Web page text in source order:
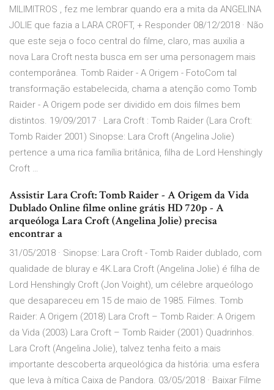
MILIMITROS , fez me lembrar quando era a mita da ANGELINA
JOLIE que fazia a LARA CROFT, + Responder 08/12/2018 · Não
que este seja o foco central do filme, claro, mas auxilia a
nova Lara Croft nesta busca em ser uma personagem mais
contemporânea. Tomb Raider - A Origem - FotoCom tal
transformação estabelecida, chama a atenção como Tomb
Raider - A Origem pode ser dividido em dois filmes bem
distintos. 19/09/2017 · Lara Croft : Tomb Raider (Lara Croft:
Tomb Raider 2001) Sinopse: Lara Croft (Angelina Jolie)
pertence a uma rica família britânica, filha de Lord Henshingly
Croft …
Assistir Lara Croft: Tomb Raider - A Origem da Vida
Dublado Online filme online grátis HD 720p - A
arqueóloga Lara Croft (Angelina Jolie) precisa
encontrar a
31/05/2018 · Sinopse: Lara Croft - Tomb Raider dublado, com
qualidade de bluray e 4K.Lara Croft (Angelina Jolie) é filha de
Lord Henshingly Croft (Jon Voight), um célebre arqueólogo
que desapareceu em 15 de maio de 1985. Filmes. Tomb
Raider: A Origem (2018) Lara Croft – Tomb Raider: A Origem
da Vida (2003) Lara Croft – Tomb Raider (2001) Quadrinhos.
Lara Croft (Angelina Jolie), talvez tenha feito a mais
importante descoberta arqueológica da história: uma esfera
que leva à mítica Caixa de Pandora. 03/05/2018 · Baixar Filme